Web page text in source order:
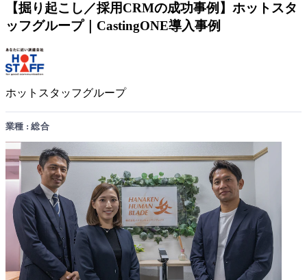
【掘り起こし／採用CRMの成功事例】ホットスタ
ッフグループ｜CastingONE導入事例
ホットスタッフグループ
業種 : 総合